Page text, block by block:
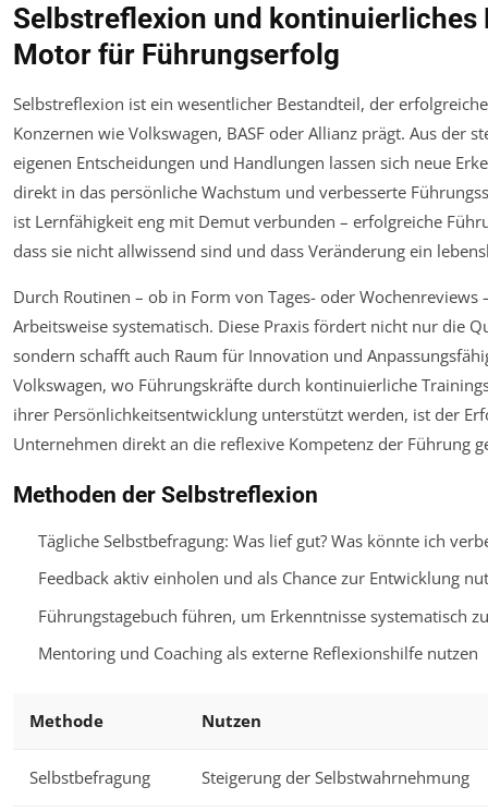
Selbstreflexion und kontinuierliches
Motor für Führungserfolg
Selbstreflexion ist ein wesentlicher Bestandteil, der
Konzernen wie Volkswagen, BASF oder Allianz prägt. Aus der
eigenen Entscheidungen und Handlungen lassen sich neue
direkt in das persönliche Wachstum und verbesserte
ist Lernfähigkeit eng mit Demut verbunden – erfolgreiche
dass sie nicht allwissend sind und dass Veränderung ein
Durch Routinen – ob in Form von Tages- oder Wochenreviews
Arbeitsweise systematisch. Diese Praxis fördert nicht nur die
sondern schafft auch Raum für Innovation und
Volkswagen, wo Führungskräfte durch kontinuierliche
ihrer Persönlichkeitsentwicklung unterstützt werden, ist der
Unternehmen direkt an die reflexive Kompetenz der Führung
Methoden der Selbstreflexion
Tägliche Selbstbefragung: Was lief gut? Was könnte ich
Feedback aktiv einholen und als Chance zur Entwicklung
Führungstagebuch führen, um Erkenntnisse systematisch
Mentoring und Coaching als externe Reflexionshilfe nutzen
Methode Nutzen
Selbstbefragung Steigerung der Selbstwahrnehmung